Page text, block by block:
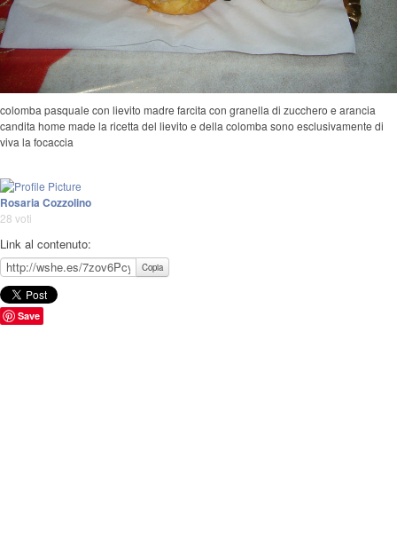
colomba pasquale con lievito madre farcita con granella di zucchero e arancia
candita home made la ricetta del lievito e della colomba sono esclusivamente di
viva la focaccia
Rosaria Cozzolino
28 voti
Link al contenuto:
Copia
Save